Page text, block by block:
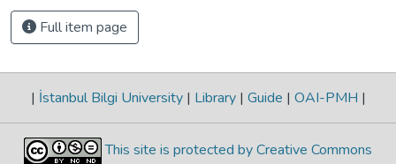
Full item page
| İstanbul Bilgi University | Library | Guide | OAI-PMH |
This site is protected by Creative Commons